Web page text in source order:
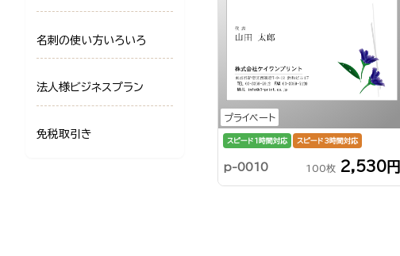
プライベート
スピード1時間対応 スピード3時間対応
p-0010 100枚 2,530円
名刺の使い方いろいろ
法人様ビジネスプラン
免税取引き